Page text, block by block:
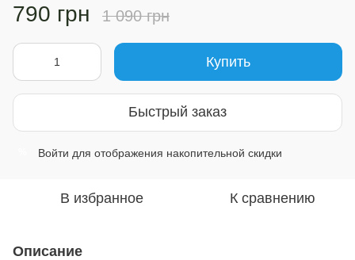
790 грн 1 090 грн
Купить
Быстрый заказ
Войти для отображения накопительной скидки
В избранное К сравнению
Описание